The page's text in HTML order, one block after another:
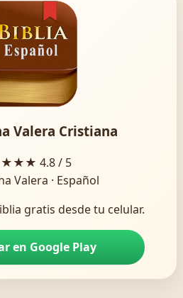
Valera Cristiana
4.8 / 5
Valera · Español
gratis desde tu celular.
en Google Play